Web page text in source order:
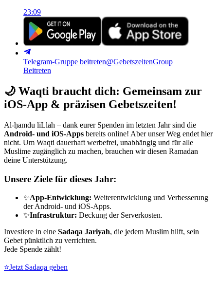
23:09
Telegram-Gruppe beitreten@GebetszeitenGroup
Beitreten
🌙 Waqti braucht dich: Gemeinsam zur
iOS-App & präzisen Gebetszeiten!
Al-ḥamdu liLlāh – dank eurer Spenden im letzten Jahr sind die
Android- und iOS-Apps bereits online! Aber unser Weg endet hier
nicht. Um Waqti dauerhaft werbefrei, unabhängig und für alle
Muslime zugänglich zu machen, brauchen wir diesen Ramadan
deine Unterstützung.
Unsere Ziele für dieses Jahr:
✨App-Entwicklung: Weiterentwicklung und Verbesserung
der Android- und iOS-Apps.
✨Infrastruktur: Deckung der Serverkosten.
Investiere in eine Sadaqa Jariyah, die jedem Muslim hilft, sein
Gebet pünktlich zu verrichten.
Jede Spende zählt!
⭐Jetzt Sadaqa geben